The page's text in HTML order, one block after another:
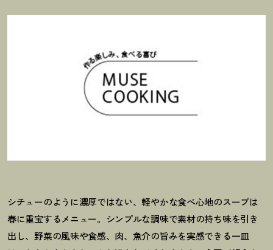
シチューのように濃厚ではない、軽やかな食べ心地のスープは
春に重宝するメニュー。シンプルな調味で素材の持ち味を引き
出し、野菜の風味や食感、肉、魚介の旨みを実感できる一皿